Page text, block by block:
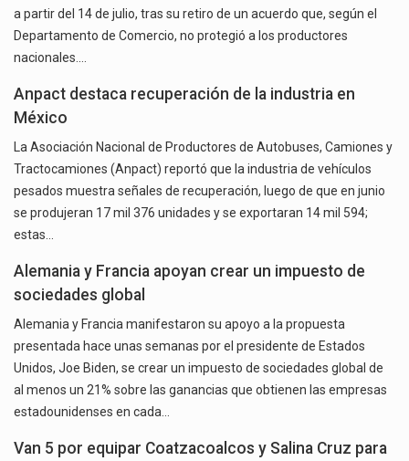
a partir del 14 de julio, tras su retiro de un acuerdo que, según el
Departamento de Comercio, no protegió a los productores
nacionales.…
Anpact destaca recuperación de la industria en
México
La Asociación Nacional de Productores de Autobuses, Camiones y
Tractocamiones (Anpact) reportó que la industria de vehículos
pesados muestra señales de recuperación, luego de que en junio
se produjeran 17 mil 376 unidades y se exportaran 14 mil 594;
estas…
Alemania y Francia apoyan crear un impuesto de
sociedades global
Alemania y Francia manifestaron su apoyo a la propuesta
presentada hace unas semanas por el presidente de Estados
Unidos, Joe Biden, se crear un impuesto de sociedades global de
al menos un 21% sobre las ganancias que obtienen las empresas
estadounidenses en cada…
Van 5 por equipar Coatzacoalcos y Salina Cruz para